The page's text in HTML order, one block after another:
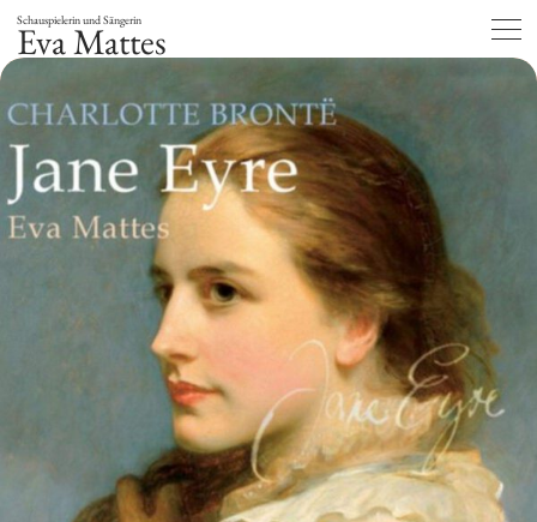
Schauspielerin und Sängerin
Eva Mattes